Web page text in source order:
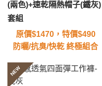
(兩色)+速乾隔熱帽子(鐵灰)
套組
原價$1470，特價$490
防曬/抗臭/快乾 終極組合
NEW